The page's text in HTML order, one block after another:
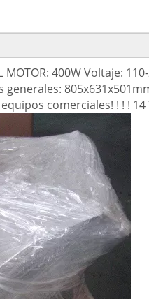
MOTOR: 400W Voltaje:
comerciales! ! ! !